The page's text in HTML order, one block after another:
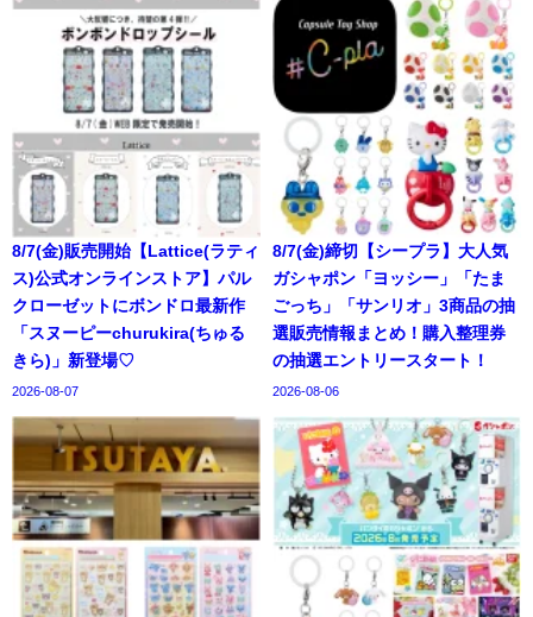
8/7(金)販売開始【Lattice(ラティ
ス)公式オンラインストア】パル
クローゼットにボンドロ最新作
「スヌーピーchurukira(ちゅる
きら)」新登場♡
2026-08-07
8/7(金)締切【シープラ】大人気
ガシャポン「ヨッシー」「たま
ごっち」「サンリオ」3商品の抽
選販売情報まとめ！購入整理券
の抽選エントリースタート！
2026-08-06